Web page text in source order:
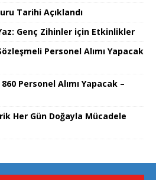
Tarihi Açıklandı
Genç Zihinler için Etkinlikler
Personel Alımı Yapacak
Personel Alımı Yapacak –
Her Gün Doğayla Mücadele